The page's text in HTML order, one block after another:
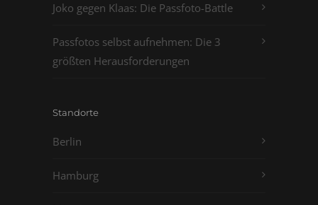
Joko gegen Klaas: Die Passfoto-Battle
Passfotos selbst aufnehmen: Die 3
größten Herausforderungen
Standorte
Berlin
Hamburg